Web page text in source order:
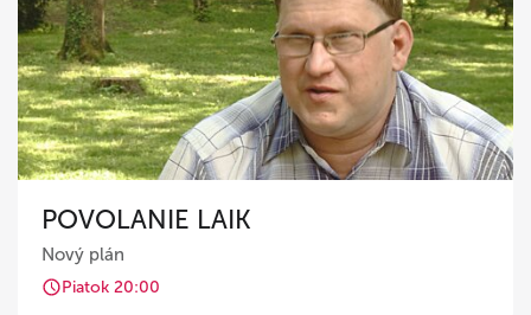
POVOLANIE LAIK
Nový plán
Piatok 20:00